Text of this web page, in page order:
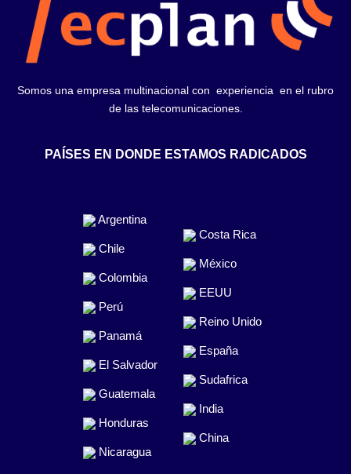
Somos una empresa multinacional con experiencia en el rubro
de las telecomunicaciones.
PAÍSES EN DONDE ESTAMOS RADICADOS
Argentina
Chile
Colombia
Perú
Panamá
El Salvador
Guatemala
Honduras
Nicaragua
Costa Rica
México
EEUU
Reino Unido
España
Sudafrica
India
China